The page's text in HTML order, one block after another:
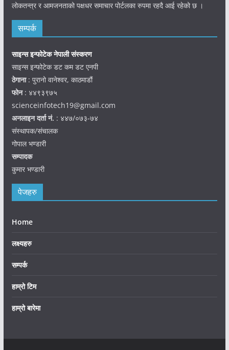
लोकतन्त्र र आमजनताको पक्षधर समाचार पोर्टलका रुपमा रहदै आई रहेको छ ।
सम्पर्क
साइन्स इन्फोटेक नेपाली संस्करण
साइन्स इन्फोटेक डट कम डट एनपी
ठेगाना: पुरानो वानेश्वर, काठमाडौं
फोन: ४४९३९७५
scienceinfotech19@gmail.com
अनलाइन दर्ता नं. : ४४७/०७३-७४
संस्थापक/संचालक
गोपाल भण्डारी
सम्पादक
कुमार भण्डारी
पेजहरु
Home
लक्ष्यहरु
सम्पर्क
हाम्रो टिम
हाम्रो बारेमा